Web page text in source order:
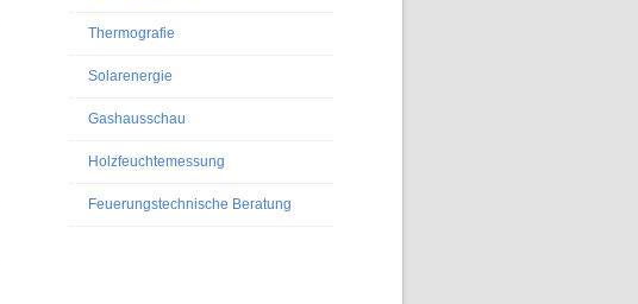
Thermografie
Solarenergie
Gashausschau
Holzfeuchtemessung
Feuerungstechnische Beratung